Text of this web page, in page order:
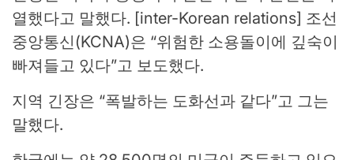
열했다고 말했다. [inter-Korean relations] 조선
중앙통신(KCNA)은 “위험한 소용돌이에 깊숙이
빠져들고 있다”고 보도했다.
지역 긴장은 “폭발하는 도화선과 같다”고 그는
말했다.